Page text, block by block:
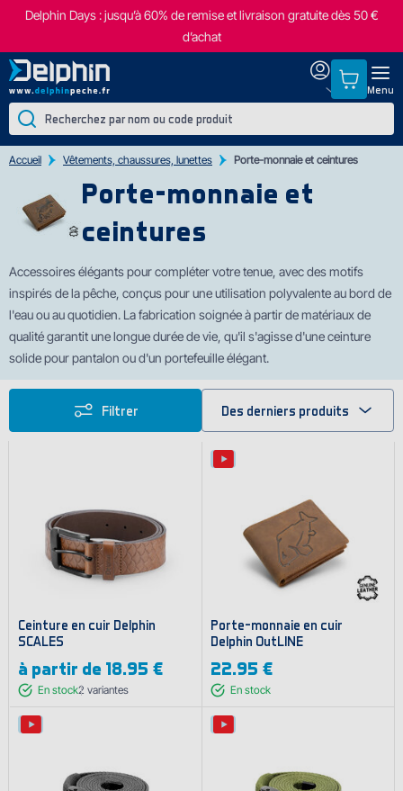
Delphin Days : jusqu’à 60% de remise et livraison gratuite dès 50 €
d’achat
Menu
Accueil Vêtements, chaussures, lunettes Porte-monnaie et ceintures
Porte-monnaie et
ceintures
Accessoires élégants pour compléter votre tenue, avec des motifs
inspirés de la pêche, conçus pour une utilisation polyvalente au bord de
l'eau ou au quotidien. La fabrication soignée à partir de matériaux de
qualité garantit une longue durée de vie, qu'il s'agisse d'une ceinture
solide pour pantalon ou d'un portefeuille élégant.
Filtrer Des derniers produits
Ceinture en cuir Delphin
SCALES
à partir de 18.95 €
En stock2 variantes
Porte-monnaie en cuir
Delphin OutLINE
22.95 €
En stock